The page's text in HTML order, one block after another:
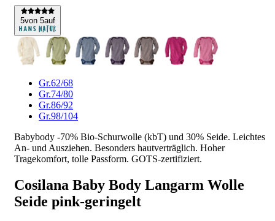
5von 5auf
Gr.62/68
Gr.74/80
Gr.86/92
Gr.98/104
Babybody -70% Bio-Schurwolle (kbT) und 30% Seide. Leichtes
An- und Ausziehen. Besonders hautverträglich. Hoher
Tragekomfort, tolle Passform. GOTS-zertifiziert.
Cosilana Baby Body Langarm Wolle
Seide pink-geringelt